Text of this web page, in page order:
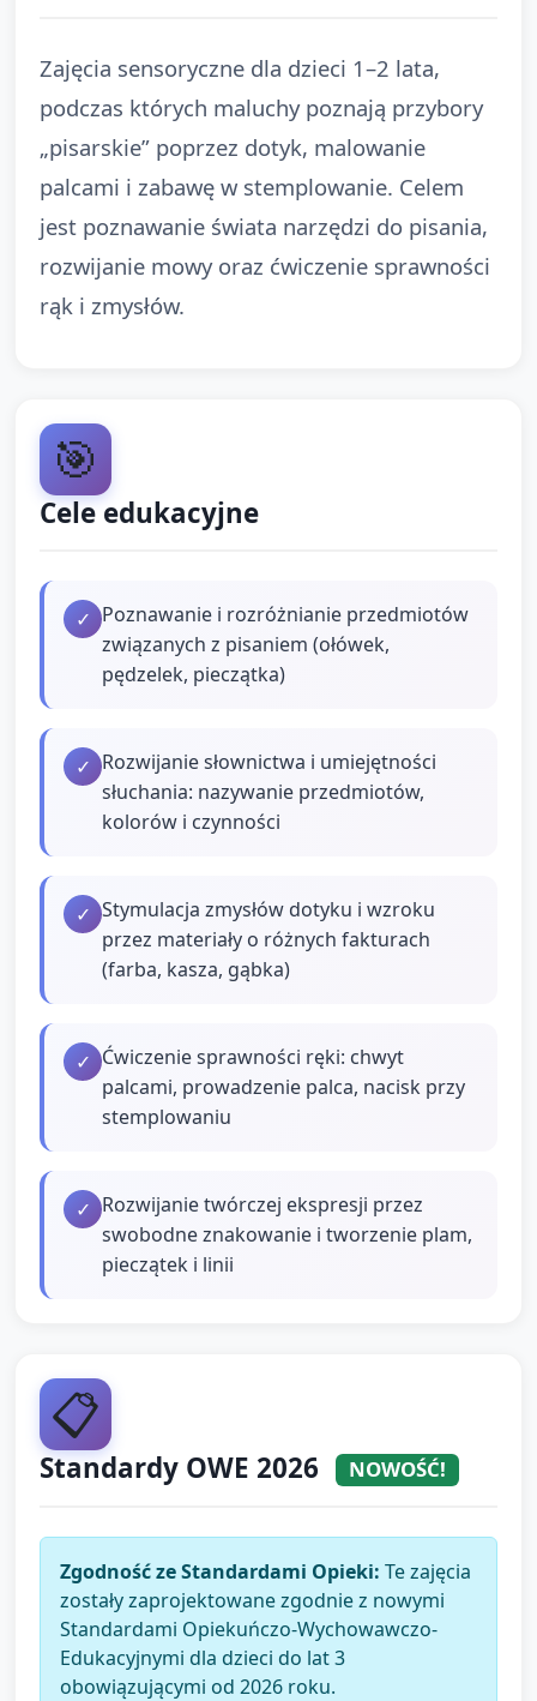
Zajęcia sensoryczne dla dzieci 1–2 lata,
podczas których maluchy poznają przybory
„pisarskie” poprzez dotyk, malowanie
palcami i zabawę w stemplowanie. Celem
jest poznawanie świata narzędzi do pisania,
rozwijanie mowy oraz ćwiczenie sprawności
rąk i zmysłów.
🎯
Cele edukacyjne
✓ Poznawanie i rozróżnianie przedmiotów
związanych z pisaniem (ołówek,
pędzelek, pieczątka)
✓ Rozwijanie słownictwa i umiejętności
słuchania: nazywanie przedmiotów,
kolorów i czynności
✓ Stymulacja zmysłów dotyku i wzroku
przez materiały o różnych fakturach
(farba, kasza, gąbka)
✓ Ćwiczenie sprawności ręki: chwyt
palcami, prowadzenie palca, nacisk przy
stemplowaniu
✓ Rozwijanie twórczej ekspresji przez
swobodne znakowanie i tworzenie plam,
pieczątek i linii
📋
Standardy OWE 2026 NOWOŚĆ!
Zgodność ze Standardami Opieki: Te zajęcia
zostały zaprojektowane zgodnie z nowymi
Standardami Opiekuńczo-Wychowawczo-
Edukacyjnymi dla dzieci do lat 3
obowiązującymi od 2026 roku.